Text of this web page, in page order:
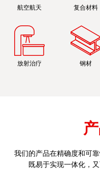
航空航天 复合材料
放射治疗 钢材
我们的产品在精确度和可
既易于实现一体化，